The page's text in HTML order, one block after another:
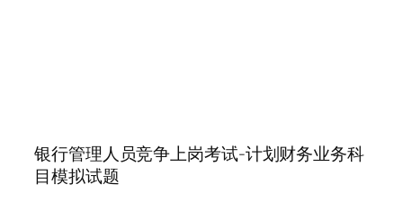
银行管理人员竞争上岗考试-计划财务业务科
目模拟试题